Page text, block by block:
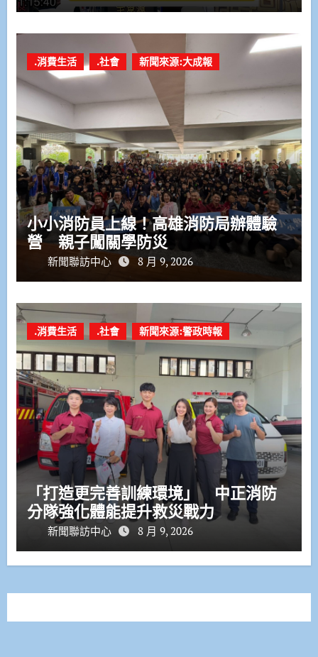
.消費生活 .社會 新聞來源:大成報
小小消防員上線！高雄消防局辦體驗
營 親子闖關學防災
新聞聯訪中心 8 月 9, 2026
.消費生活 .社會 新聞來源:警政時報
「打造更完善訓練環境」 中正消防
分隊強化體能提升救災戰力
新聞聯訪中心 8 月 9, 2026